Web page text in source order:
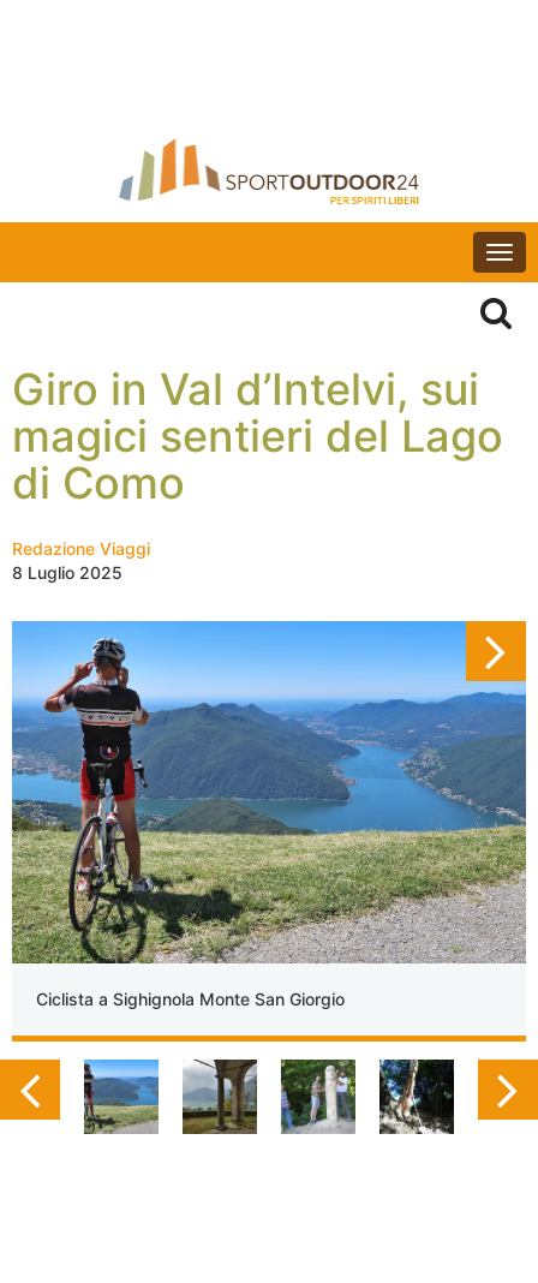
Giro in Val d’Intelvi, sui
magici sentieri del Lago
di Como
Redazione Viaggi
8 Luglio 2025
Ciclista a Sighignola Monte San Giorgio